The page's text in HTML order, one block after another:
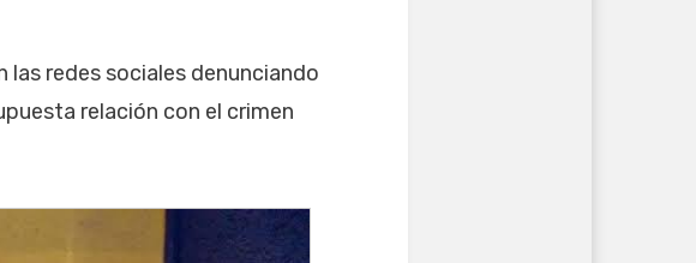
redes sociales denunciando
relación con el crimen